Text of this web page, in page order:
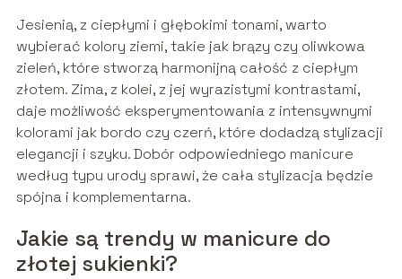
Jesienią, z ciepłymi i głębokimi tonami, warto
wybierać kolory ziemi, takie jak brązy czy oliwkowa
zieleń, które stworzą harmonijną całość z ciepłym
złotem. Zima, z kolei, z jej wyrazistymi kontrastami,
daje możliwość eksperymentowania z intensywnymi
kolorami jak bordo czy czerń, które dodadzą stylizacji
elegancji i szyku. Dobór odpowiedniego manicure
według typu urody sprawi, że cała stylizacja będzie
spójna i komplementarna.
Jakie są trendy w manicure do
złotej sukienki?